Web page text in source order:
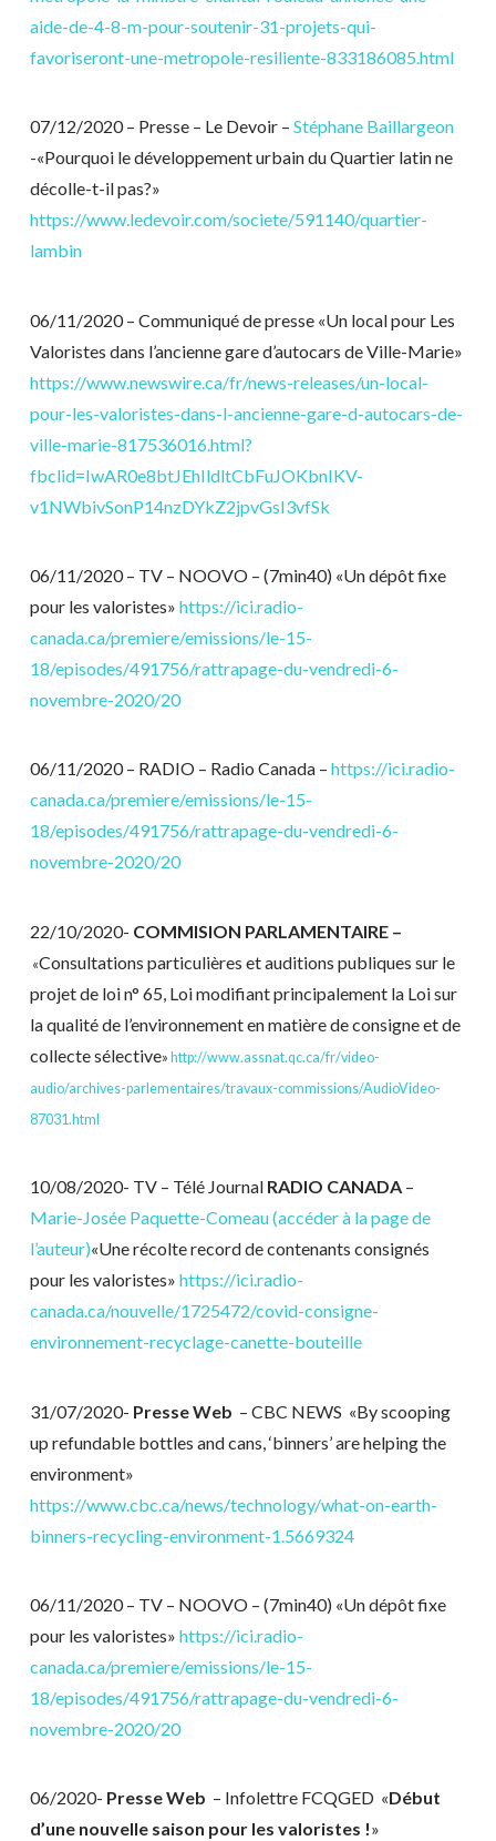
aide-de-4-8-m-pour-soutenir-31-projets-qui-
favoriseront-une-metropole-resiliente-833186085.html
07/12/2020 – Presse – Le Devoir – Stéphane Baillargeon
-«Pourquoi le développement urbain du Quartier latin ne
décolle-t-il pas?»
https://www.ledevoir.com/societe/591140/quartier-
lambin
06/11/2020 – Communiqué de presse «Un local pour Les
Valoristes dans l’ancienne gare d’autocars de Ville-Marie»
https://www.newswire.ca/fr/news-releases/un-local-
pour-les-valoristes-dans-l-ancienne-gare-d-autocars-de-
ville-marie-817536016.html?
fbclid=IwAR0e8btJEhIldltCbFuJOKbnIKV-
v1NWbivSonP14nzDYkZ2jpvGsI3vfSk
06/11/2020 – TV – NOOVO – (7min40) «Un dépôt fixe
pour les valoristes» https://ici.radio-
canada.ca/premiere/emissions/le-15-
18/episodes/491756/rattrapage-du-vendredi-6-
novembre-2020/20
06/11/2020 – RADIO – Radio Canada – https://ici.radio-
canada.ca/premiere/emissions/le-15-
18/episodes/491756/rattrapage-du-vendredi-6-
novembre-2020/20
22/10/2020- COMMISION PARLAMENTAIRE –
«Consultations particulières et auditions publiques sur le
projet de loi n° 65, Loi modifiant principalement la Loi sur
la qualité de l’environnement en matière de consigne et de
collecte sélective» http://www.assnat.qc.ca/fr/video-
audio/archives-parlementaires/travaux-commissions/AudioVideo-
87031.html
10/08/2020- TV – Télé JournalRADIO CANADA–
Marie-Josée Paquette-Comeau (accéder à la page de
l’auteur)«Une récolte record de contenants consignés
pour les valoristes» https://ici.radio-
canada.ca/nouvelle/1725472/covid-consigne-
environnement-recyclage-canette-bouteille
31/07/2020- Presse Web – CBC NEWS «By scooping
up refundable bottles and cans, ‘binners’ are helping the
environment»
https://www.cbc.ca/news/technology/what-on-earth-
binners-recycling-environment-1.5669324
06/11/2020 – TV – NOOVO – (7min40) «Un dépôt fixe
pour les valoristes» https://ici.radio-
canada.ca/premiere/emissions/le-15-
18/episodes/491756/rattrapage-du-vendredi-6-
novembre-2020/20
06/2020- Presse Web – Infolettre FCQGED «Début
d’une nouvelle saison pour les valoristes !»